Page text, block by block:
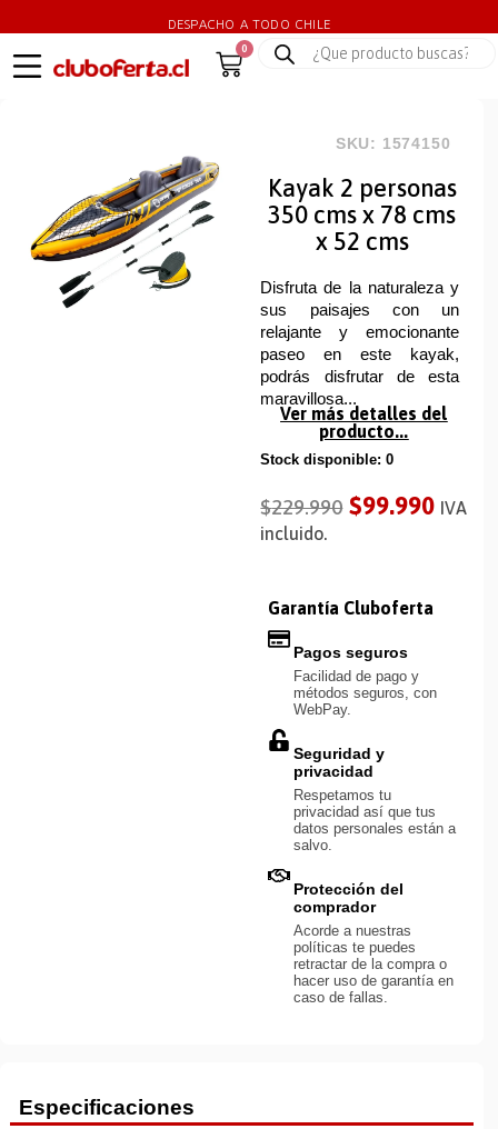
DESPACHO A TODO CHILE
0
SKU: 1574150
Kayak 2 personas
350 cms x 78 cms
x 52 cms
Disfruta de la naturaleza y
sus paisajes con un
relajante y emocionante
paseo en este kayak,
podrás disfrutar de esta
maravillosa...
Ver más detalles del
producto...
Stock disponible: 0
$229.990 $99.990 IVA
incluido.
Garantía Cluboferta
Pagos seguros
Facilidad de pago y
métodos seguros, con
WebPay.
Seguridad y
privacidad
Respetamos tu
privacidad así que tus
datos personales están a
salvo.
Protección del
comprador
Acorde a nuestras
políticas te puedes
retractar de la compra o
hacer uso de garantía en
caso de fallas.
Especificaciones